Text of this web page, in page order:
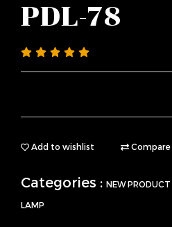
PDL-78
Add to wishlist Compare
Categories : NEW PRODUCT
LAMP